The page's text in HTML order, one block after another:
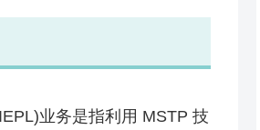
业务是指利用 MSTP 技